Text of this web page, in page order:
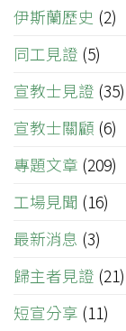
伊斯蘭歷史 (2)
同工見證 (5)
宣教士見證 (35)
宣教士關顧 (6)
專題文章 (209)
工場見聞 (16)
最新消息 (3)
歸主者見證 (21)
短宣分享 (11)